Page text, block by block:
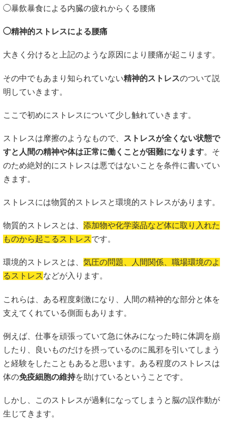
◯暴飲暴食による内臓の疲れからくる腰痛
◯精神的ストレスによる腰痛
大きく分けると上記のような原因により腰痛が起こります。
その中でもあまり知られていない精神的ストレスのついて説
明していきます。
ここで初めにストレスについて少し触れていきます。
ストレスは摩擦のようなもので、
ストレスが全くない状態で
すと人間の精神や体は正常に働くことが困難になります。そ
のため絶対的にストレスは悪ではないことを条件に書いてい
きます。
ストレスには物質的ストレスと環境的ストレスがあります。
物質的ストレスとは、 添加物や化学薬品など体に取り入れた
ものから起こるストレスです。
環境的ストレスとは、 気圧の問題、人間関係、職場環境のよ
るストレスなどが入ります。
これらは、ある程度刺激になり、人間の精神的な部分と体を
支えてくれている側面もあります。
例えば、仕事を頑張っていて急に休みになった時に体調を崩
したり、良いものだけを摂っているのに風邪を引いてしまう
と経験をしたこともあると思います。ある程度のストレスは
体の免疫細胞の維持を助けているということです。
しかし、このストレスが過剰になってしまうと脳の誤作動が
生じてきます。